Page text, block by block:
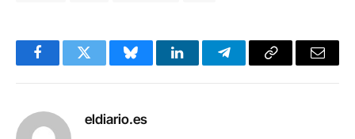
FacebookTwitter BlueskyLinkedInTelegramCopy
Email
eldiario.es